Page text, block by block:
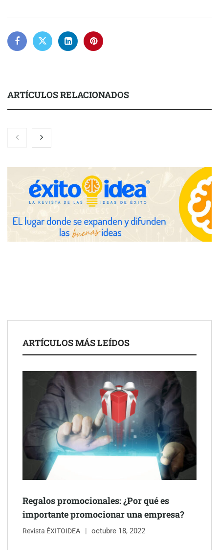
ARTÍCULOS RELACIONADOS
Nicols presenta seis modelos de anillos de compromiso para el
eclipse solar del 12 de agosto
Zoomex mejora su Strategy Center con herramientas
avanzadas para trading estratégico
COMPALISS de LYSOTRIC: cuando un solo producto multiplica
las posibilidades del salón profesional
Schaeffler mejora su rentabilidad en el primer semestre de 2026
NOVA: innovación y diseño que transforman espacios de la
mano de Tormo Franquicias
ARTÍCULOS MÁS LEÍDOS
Regalos promocionales: ¿Por qué es
importante promocionar una empresa?
Revista ÉXITOIDEA octubre 18, 2022